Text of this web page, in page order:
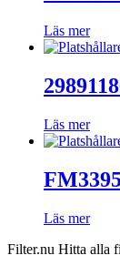
Läs mer
Läs mer
Läs mer
Filter.nu Hitta alla